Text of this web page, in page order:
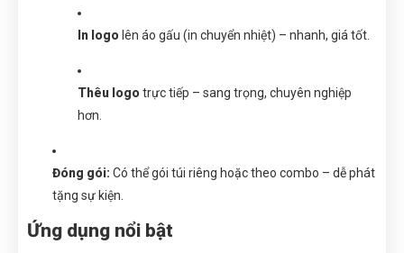
In logo lên áo gấu (in chuyển nhiệt) – nhanh, giá tốt.
Thêu logo trực tiếp – sang trọng, chuyên nghiệp
hơn.
Đóng gói: Có thể gói túi riêng hoặc theo combo – dễ phát
tặng sự kiện.
Ứng dụng nổi bật